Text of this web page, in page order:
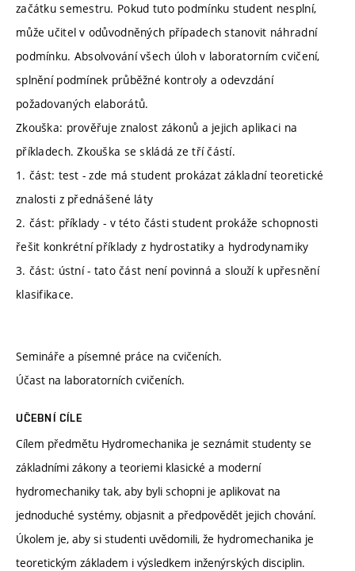
začátku semestru. Pokud tuto podmínku student nesplní,
může učitel v odůvodněných případech stanovit náhradní
podmínku. Absolvování všech úloh v laboratorním cvičení,
splnění podmínek průběžné kontroly a odevzdání
požadovaných elaborátů.
Zkouška: prověřuje znalost zákonů a jejich aplikaci na
příkladech. Zkouška se skládá ze tří částí.
1. část: test - zde má student prokázat základní teoretické
znalosti z přednášené láty
2. část: příklady - v této části student prokáže schopnosti
řešit konkrétní příklady z hydrostatiky a hydrodynamiky
3. část: ústní - tato část není povinná a slouží k upřesnění
klasifikace.
Semináře a písemné práce na cvičeních.
Účast na laboratorních cvičeních.
UČEBNÍ CÍLE
Cílem předmětu Hydromechanika je seznámit studenty se
základními zákony a teoriemi klasické a moderní
hydromechaniky tak, aby byli schopni je aplikovat na
jednoduché systémy, objasnit a předpovědět jejich chování.
Úkolem je, aby si studenti uvědomili, že hydromechanika je
teoretickým základem i výsledkem inženýrských disciplin.